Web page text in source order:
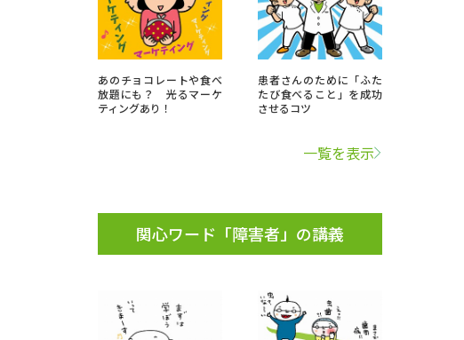
大学検索
を調べる
特集ページ（高3生用）
2生用）
あのチョコレートや食べ
放題にも？ 光るマーケ
ティングあり！
患者さんのために「ふた
たび食べること」を成功
させるコツ
一覧を表示
関心ワード「障害者」の講義